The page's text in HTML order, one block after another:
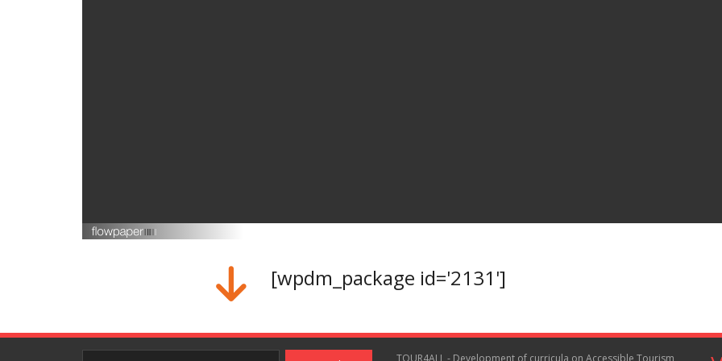
[wpdm_package id='2131']
TOUR4ALL - Development of curricula on Accessible Tourism